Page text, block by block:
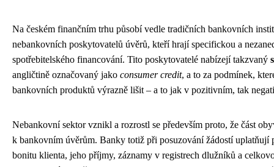
Na českém finančním trhu působí vedle tradičních bankovních
nebankovních poskytovatelů úvěrů, kteří hrají specifickou a
spotřebitelského financování. Tito poskytovatelé nabízejí takzvaný
angličtině označovaný jako consumer credit, a to za podmínek,
bankovních produktů výrazně lišit – a to jak v pozitivním, tak
Nebankovní sektor vznikl a rozrostl se především proto, že část
k bankovním úvěrům. Banky totiž při posuzování žádostí uplatňují
bonitu klienta, jeho příjmy, záznamy v registrech dlužníků a